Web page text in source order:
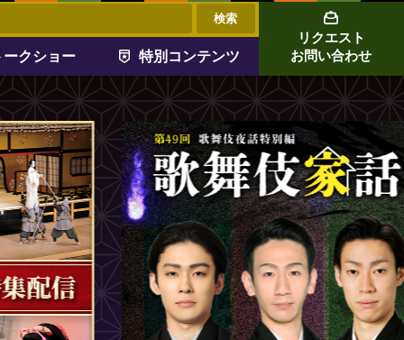
クショー 特別コンテンツ
リクエスト
お問い合わせ